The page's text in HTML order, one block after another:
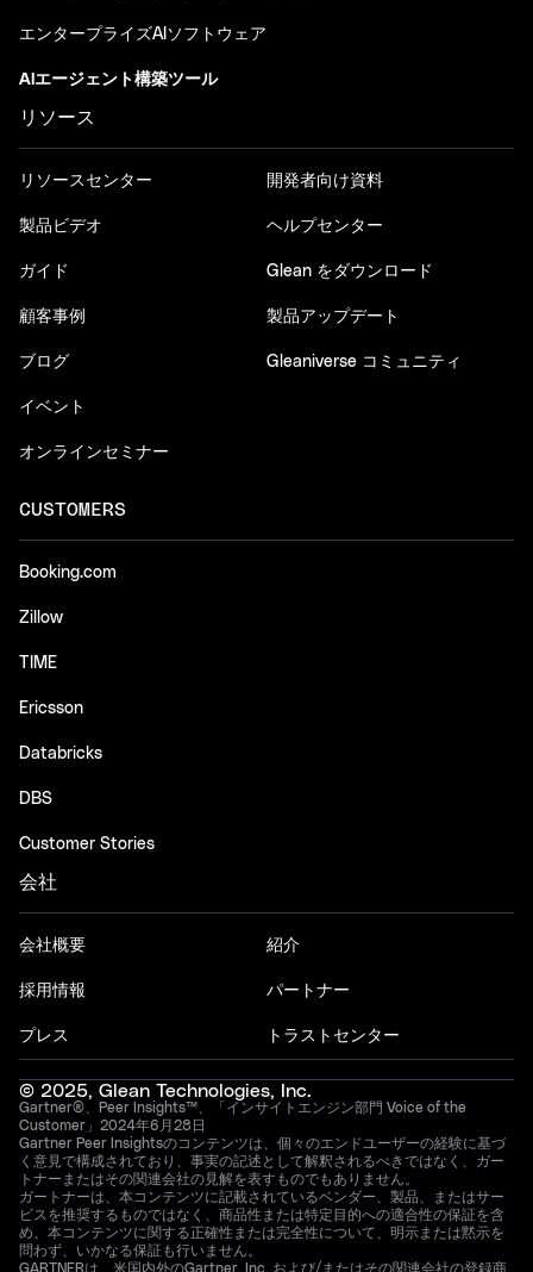
エンタープライズAIソフトウェア
AIエージェント構築ツール
リソース
リソースセンター
製品ビデオ
ガイド
顧客事例
ブログ
イベント
オンラインセミナー
開発者向け資料
ヘルプセンター
Glean をダウンロード
製品アップデート
Gleaniverse コミュニティ
CUSTOMERS
Booking.com
Zillow
TIME
Ericsson
Databricks
DBS
Customer Stories
会社
会社概要
採用情報
プレス
紹介
パートナー
トラストセンター
© 2025, Glean Technologies, Inc.
Gartner®、Peer Insights™、「インサイトエンジン部門 Voice of the
Customer」2024年6月28日
Gartner Peer Insightsのコンテンツは、個々のエンドユーザーの経験に基づ
く意見で構成されており、事実の記述として解釈されるべきではなく、ガー
トナーまたはその関連会社の見解を表すものでもありません。
ガートナーは、本コンテンツに記載されているベンダー、製品、またはサー
ビスを推奨するものではなく、商品性または特定目的への適合性の保証を含
め、本コンテンツに関する正確性または完全性について、明示または黙示を
問わず、いかなる保証も行いません。
GARTNERは、米国内外のGartner, Inc. および/またはその関連会社の登録商